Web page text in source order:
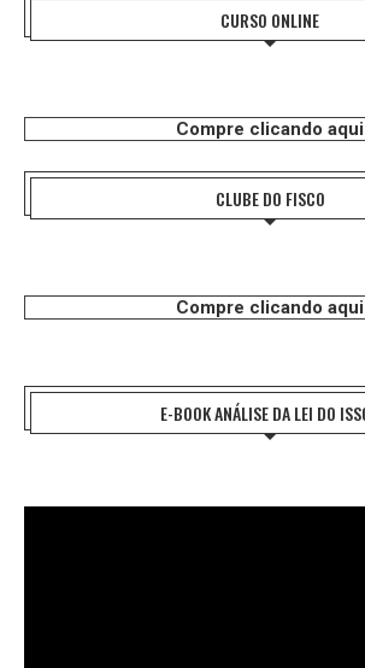
CURSO ONLINE
Compre clicando aqui
CLUBE DO FISCO
Compre clicando aqui
E-BOOK ANÁLISE DA LEI DO